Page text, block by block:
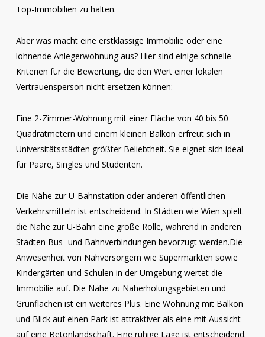
Top-Immobilien zu halten.
Aber was macht eine erstklassige Immobilie oder eine
lohnende Anlegerwohnung aus? Hier sind einige schnelle
Kriterien für die Bewertung, die den Wert einer lokalen
Vertrauensperson nicht ersetzen können:
Eine 2-Zimmer-Wohnung mit einer Fläche von 40 bis 50
Quadratmetern und einem kleinen Balkon erfreut sich in
Universitätsstädten größter Beliebtheit. Sie eignet sich ideal
für Paare, Singles und Studenten.
Die Nähe zur U-Bahnstation oder anderen öffentlichen
Verkehrsmitteln ist entscheidend. In Städten wie Wien spielt
die Nähe zur U-Bahn eine große Rolle, während in anderen
Städten Bus- und Bahnverbindungen bevorzugt werden.Die
Anwesenheit von Nahversorgern wie Supermärkten sowie
Kindergärten und Schulen in der Umgebung wertet die
Immobilie auf. Die Nähe zu Naherholungsgebieten und
Grünflächen ist ein weiteres Plus. Eine Wohnung mit Balkon
und Blick auf einen Park ist attraktiver als eine mit Aussicht
auf eine Betonlandschaft. Eine ruhige Lage ist entscheidend.